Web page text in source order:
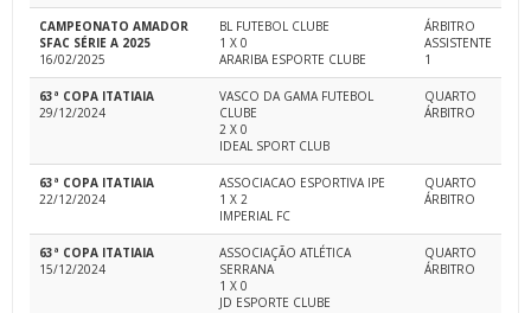
CAMPEONATO AMADOR
SFAC SÉRIE A 2025
16/02/2025
BL FUTEBOL CLUBE
1 X 0
ARARIBA ESPORTE CLUBE
ÁRBITRO
ASSISTENTE
1
63ª COPA ITATIAIA
29/12/2024
VASCO DA GAMA FUTEBOL
CLUBE
2 X 0
IDEAL SPORT CLUB
QUARTO
ÁRBITRO
63ª COPA ITATIAIA
22/12/2024
ASSOCIACAO ESPORTIVA IPE
1 X 2
IMPERIAL FC
QUARTO
ÁRBITRO
63ª COPA ITATIAIA
15/12/2024
ASSOCIAÇÃO ATLÉTICA
SERRANA
1 X 0
JD ESPORTE CLUBE
QUARTO
ÁRBITRO